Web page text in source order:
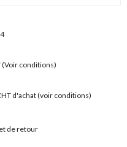
(Voir conditions)
d'achat(voir conditions)
et de retour